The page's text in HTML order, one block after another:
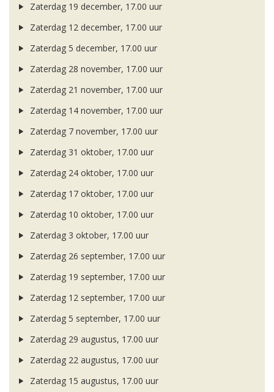
Zaterdag 19 december, 17.00 uur
Zaterdag 12 december, 17.00 uur
Zaterdag 5 december, 17.00 uur
Zaterdag 28 november, 17.00 uur
Zaterdag 21 november, 17.00 uur
Zaterdag 14 november, 17.00 uur
Zaterdag 7 november, 17.00 uur
Zaterdag 31 oktober, 17.00 uur
Zaterdag 24 oktober, 17.00 uur
Zaterdag 17 oktober, 17.00 uur
Zaterdag 10 oktober, 17.00 uur
Zaterdag 3 oktober, 17.00 uur
Zaterdag 26 september, 17.00 uur
Zaterdag 19 september, 17.00 uur
Zaterdag 12 september, 17.00 uur
Zaterdag 5 september, 17.00 uur
Zaterdag 29 augustus, 17.00 uur
Zaterdag 22 augustus, 17.00 uur
Zaterdag 15 augustus, 17.00 uur